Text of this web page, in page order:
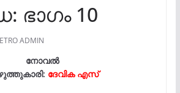
ഭാഗം 10
ADMIN
നോവൽ
ദേവിക എസ്‌